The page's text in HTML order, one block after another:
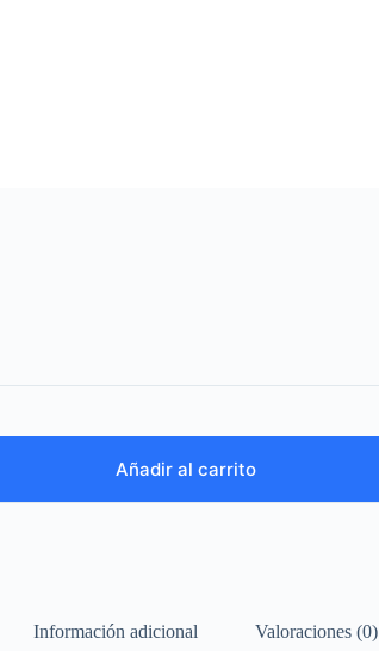
Añadir al carrito
Información adicional Valoraciones (0)